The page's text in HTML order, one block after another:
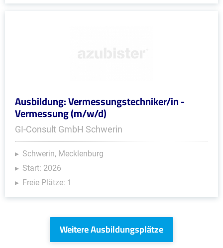
Ausbildung: Vermessungstechniker/in -
Vermessung (m/w/d)
GI-Consult GmbH Schwerin
Schwerin, Mecklenburg
Start: 2026
Freie Plätze: 1
Weitere Ausbildungsplätze